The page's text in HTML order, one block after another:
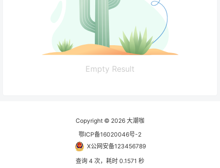
Empty Result
Copyright © 2026 大潮咖
鄂ICP备16020046号-2
X公网安备123456789
查询 4 次，耗时 0.1571 秒